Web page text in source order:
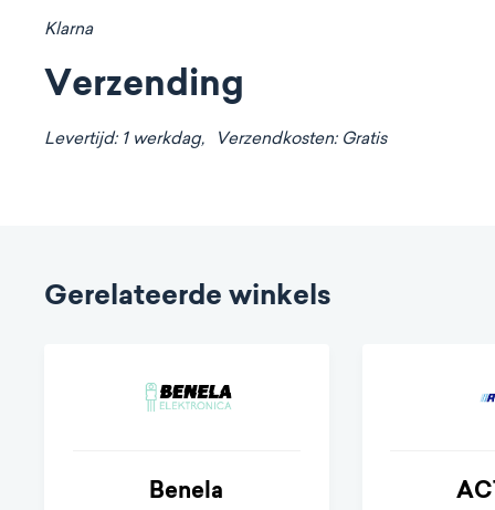
Klarna
Verzending
Levertijd: 1 werkdag, Verzendkosten: Gratis
Gerelateerde winkels
Benela